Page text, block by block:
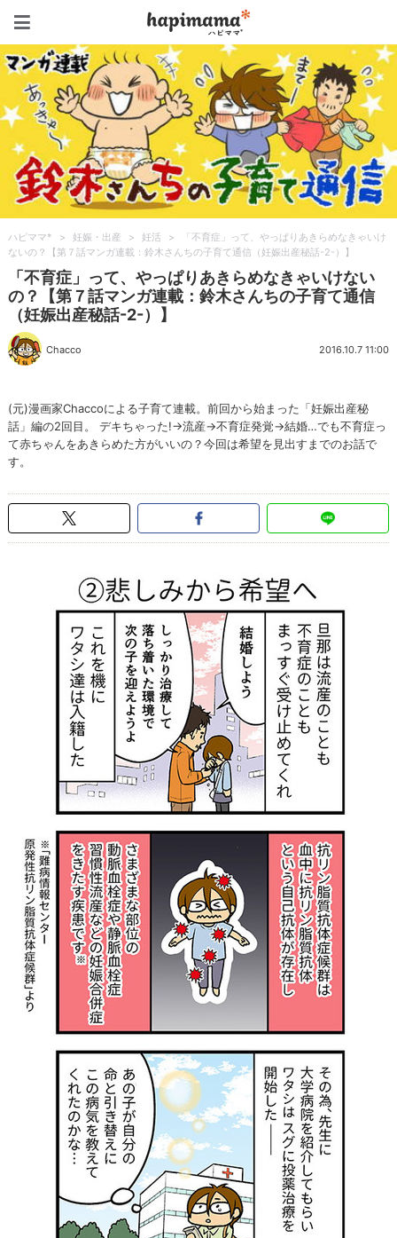
ハピママ* > 妊娠・出産 > 妊活 >
「不育症」って、やっぱりあきらめなきゃいけ
ないの？【第７話マンガ連載：鈴木さんちの子育て通信（妊娠出産秘話-2-）】
「不育症」って、やっぱりあきらめなきゃいけない
の？【第７話マンガ連載：鈴木さんちの子育て通信
（妊娠出産秘話-2-）】
Chacco 2016.10.7 11:00
(元)漫画家Chaccoによる子育て連載。前回から始まった「妊娠出産秘
話」編の2回目。 デキちゃった!→流産→不育症発覚→結婚…でも不育症っ
て赤ちゃんをあきらめた方がいいの？今回は希望を見出すまでのお話で
す。